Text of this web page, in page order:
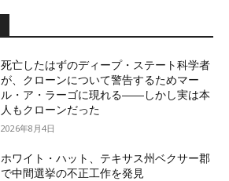
死亡したはずのディープ・ステート科学者
が、クローンについて警告するためマー
ル・ア・ラーゴに現れる――しかし実は本
人もクローンだった
2026年8月4日
ホワイト・ハット、テキサス州ベクサー郡
で中間選挙の不正工作を発見